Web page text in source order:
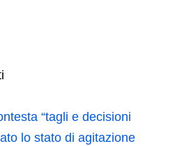
“tagli e decisioni
lo stato di agitazione